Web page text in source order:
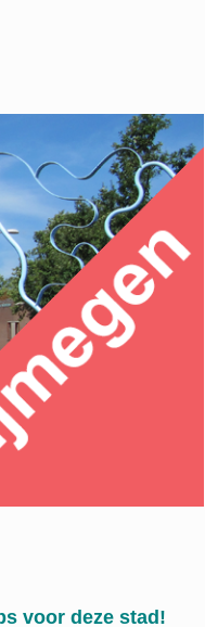
voor deze stad!